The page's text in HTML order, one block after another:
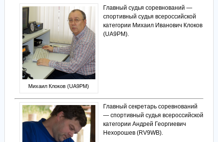
Михаил Клоков (UA9PM)
Главный судья соревнований —
спортивный судья всероссийской
категории Михаил Иванович Клоков
(UA9PM).
Главный секретарь соревнований
— спортивный судья всероссийской
категории Андрей Георгиевич
Нехорошев (RV9WB).